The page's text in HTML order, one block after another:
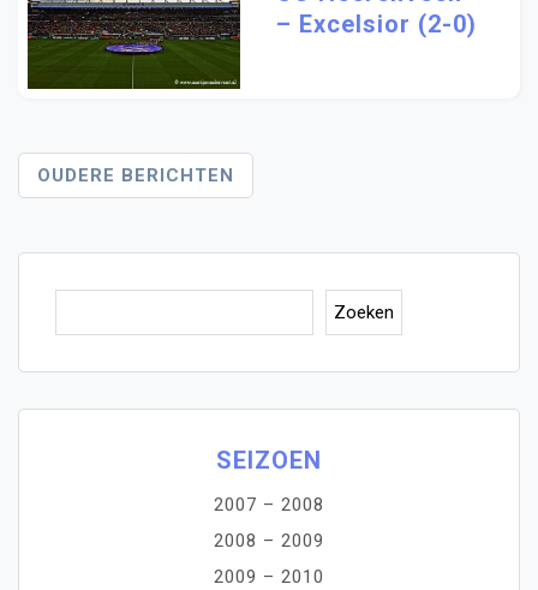
– Excelsior (2-0)
Berichtennavigatie
OUDERE BERICHTEN
Zoeken
SEIZOEN
2007 – 2008
2008 – 2009
2009 – 2010